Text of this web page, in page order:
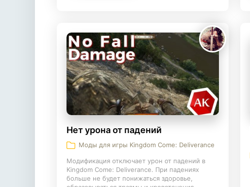
Нет урона от падений
Моды для игры Kingdom Come: Deliverance
Модификация отключает урон от падений в
Kingdom Come: Deliverance. При падениях
больше не будет понижаться здоровье,